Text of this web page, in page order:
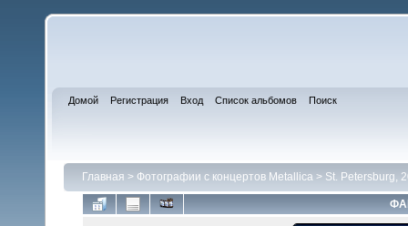
Домой Регистрация Вход Список альбомов Поиск
Главная > Фотографии с концертов Metallica > St. Petersburg,